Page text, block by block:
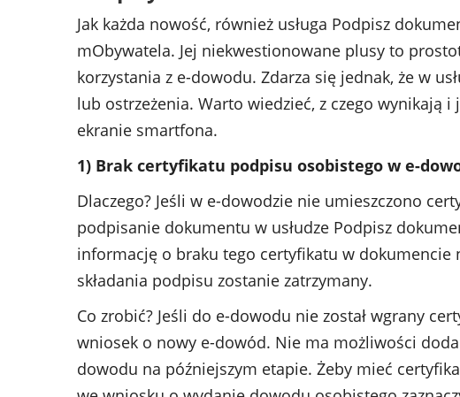
Jak każda nowość, również usługa Podpisz
mObywatela. Jej niekwestionowane plusy to
korzystania z e-dowodu. Zdarza się jednak, że w
lub ostrzeżenia. Warto wiedzieć, z czego wynikają
ekranie smartfona.
1) Brak certyfikatu podpisu osobistego w e-
Dlaczego? Jeśli w e-dowodzie nie umieszczono
podpisanie dokumentu w usłudze Podpisz
informację o braku tego certyfikatu w dokumencie
składania podpisu zostanie zatrzymany.
Co zrobić? Jeśli do e-dowodu nie został wgrany
wniosek o nowy e-dowód. Nie ma możliwości
dowodu na późniejszym etapie. Żeby mieć